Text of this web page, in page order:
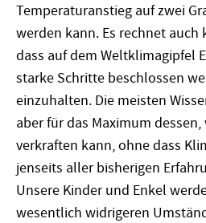
Temperaturanstieg auf zwei
werden kann. Es rechnet
dass auf dem Weltklimagipfel
starke Schritte beschlossen
einzuhalten. Die meisten
aber für das Maximum
verkraften kann, ohne dass
jenseits aller bisherigen
Unsere Kinder und Enkel
wesentlich widrigeren